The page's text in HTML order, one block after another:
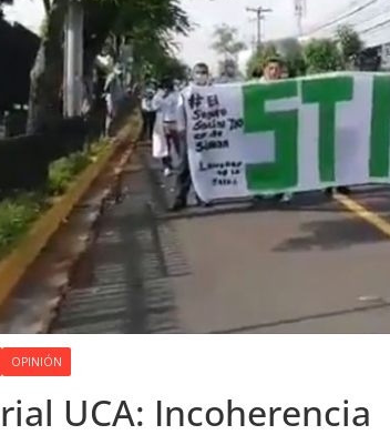
OPINIÓN
UCA: Incoherencia